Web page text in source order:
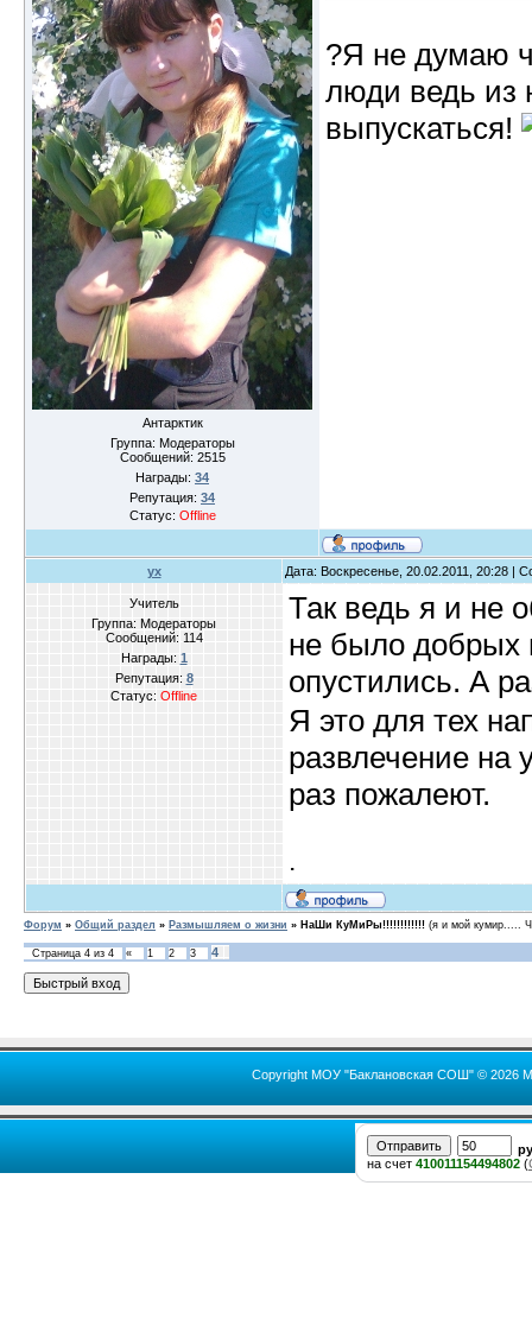
Антарктик
Группа: Модераторы
Сообщений: 2515
Награды: 34
Репутация: 34
Статус: Offline
?Я не думаю
люди ведь из
выпускаться!
yx Дата: Воскресенье, 20.02.2011, 20:28 |
Учитель
Группа: Модераторы
Сообщений: 114
Награды: 1
Репутация: 8
Статус: Offline
Так ведь я и не
не было добрых
опустились. А
Я это для тех
развлечение на
раз пожалеют.
.
Форум » Общий раздел » Размышляем о жизни » НаШи КуМиРы!!!!!!!!!!!! (я и мой кумир.....
Страница 4 из 4 « 1 2 3 4
Copyright МОУ "Баклановская СОШ" © 2026
на счет 410011154494802 (